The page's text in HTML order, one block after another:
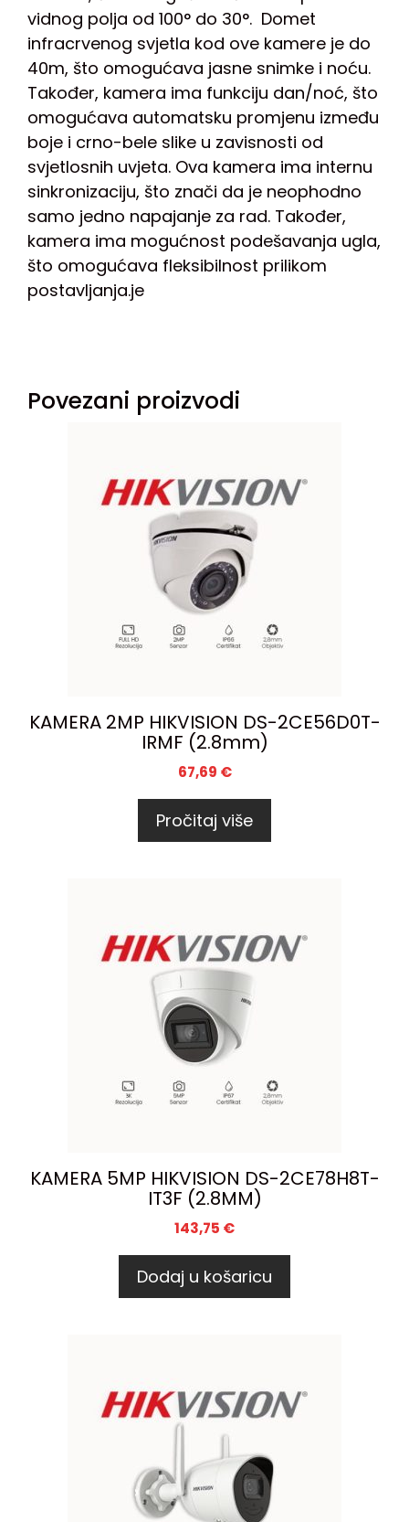
vidnog polja od 100° do 30°. Domet
infracrvenog svjetla kod ove kamere je do
40m, što omogućava jasne snimke i noću.
Također, kamera ima funkciju dan/noć, što
omogućava automatsku promjenu između
boje i crno-bele slike u zavisnosti od
svjetlosnih uvjeta. Ova kamera ima internu
sinkronizaciju, što znači da je neophodno
samo jedno napajanje za rad. Također,
kamera ima mogućnost podešavanja ugla,
što omogućava fleksibilnost prilikom
postavljanja.je
Povezani proizvodi
KAMERA 2MP HIKVISION DS-2CE56D0T-
IRMF (2.8mm)
67,69 €
Pročitaj više
KAMERA 5MP HIKVISION DS-2CE78H8T-
IT3F (2.8MM)
143,75 €
Dodaj u košaricu